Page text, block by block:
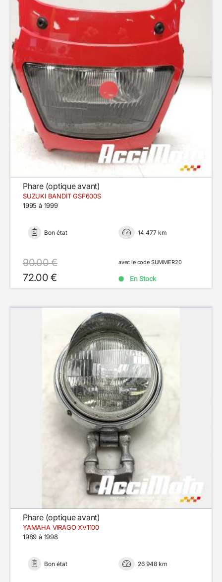
Phare (optique avant)
SUZUKI BANDIT GSF600S
1995 à 1999
Bon état 14 477 km
90.00 €
72.00 €
avec le code SUMMER20
En Stock
Phare (optique avant)
YAMAHA VIRAGO XV1100
1989 à 1998
Bon état 26 948 km